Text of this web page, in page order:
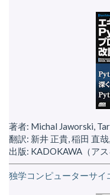
著者: Michal Jaworski,
翻訳: 新井 正貴, 稲田 直
出版: KADOKAWA（アス
独学コンピューターサイ